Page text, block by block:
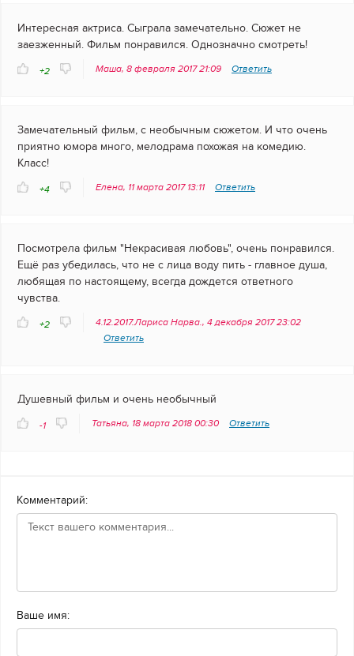
Интересная актриса. Сыграла замечательно. Сюжет не
заезженный. Фильм понравился. Однозначно смотреть!
+2 Маша, 8 февраля 2017 21:09 Ответить
Замечательный фильм, с необычным сюжетом. И что очень
приятно юмора много, мелодрама похожая на комедию.
Класс!
+4 Елена, 11 марта 2017 13:11 Ответить
Посмотрела фильм "Некрасивая любовь", очень понравился.
Ещё раз убедилась, что не с лица воду пить - главное душа,
любящая по настоящему, всегда дождется ответного
чувства.
+2
4.12.2017.Лариса Нарва., 4 декабря 2017 23:02
Ответить
Душевный фильм и очень необычный
-1 Татьяна, 18 марта 2018 00:30 Ответить
Комментарий:
Ваше имя: